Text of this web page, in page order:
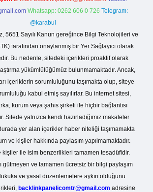
Whatsapp: 0262 606 0 726 Telegram:
@karabul
5651 Sayılı Kanun gereğince Bilgi Teknolojileri ve
tarafından onaylanmış bir Yer Sağlayıcı olarak
Bu nedenle, sitedeki içerikleri proaktif olarak
yükümlülüğümüz bulunmamaktadır. Ancak,
içeriklerin sorumluluğunu taşımakta olup, siteye
kabul etmiş sayılırlar. Bu internet sitesi,
kurum veya şahıs şirketi ile hiçbir bağlantısı
Sitede yalnızca kendi hazırladığımız makaleler
yer alan içerikler haber niteliği taşımamakta
ve kişiler hakkında paylaşım yapılmamaktadır.
kişiler ile isim benzerlikleri tamamen tesadüfidir.
gütmeyen ve tamamen ücretsiz bir bilgi paylaşım
ve yasal düzenlemelere aykırı olduğunu
backlinkpanelicomtr@gmail.com adresine